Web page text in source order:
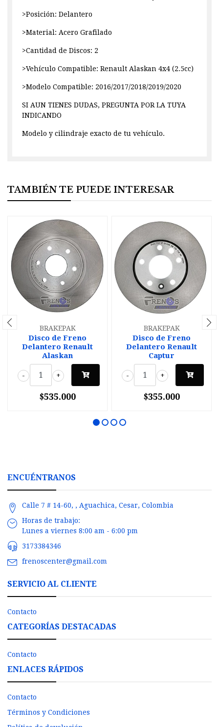
>Posición: Delantero
>Material: Acero Grafilado
>Cantidad de Discos: 2
>Vehículo Compatible: Renault Alaskan 4x4 (2.5cc)
>Modelo Compatible: 2016/2017/2018/2019/2020
SI AUN TIENES DUDAS, PREGUNTA POR LA TUYA
INDICANDO
Modelo y cilindraje exacto de tu vehículo.
TAMBIÉN TE PUEDE INTERESAR
BRAKEPAK
Disco de Freno
Delantero Renault
Alaskan
+
-
$535.000
BRAKEPAK
Disco de Freno
Delantero Renault
Captur
+
-
$355.000
ENCUÉNTRANOS
Calle 7 # 14-60, , Aguachica, Cesar, Colombia
Horas de trabajo:
Lunes a viernes 8:00 am - 6:00 pm
3173384346
frenoscenter@gmail.com
SERVICIO AL CLIENTE
Contacto
CATEGORÍAS DESTACADAS
Contacto
ENLACES RÁPIDOS
Contacto
Términos y Condiciones